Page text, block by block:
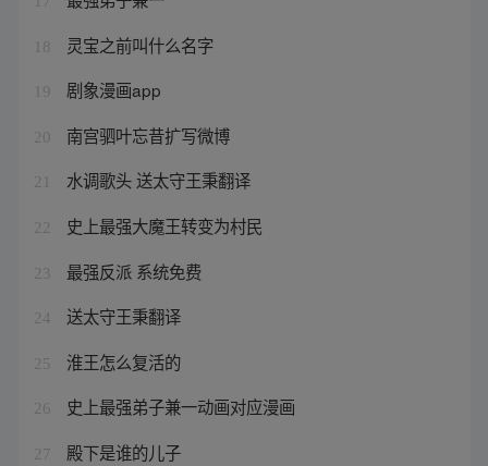
18 灵宝之前叫什么名字
19 剧象漫画app
20 南宫驷叶忘昔扩写微博
21 水调歌头 送太守王秉翻译
22 史上最强大魔王转变为村民
23 最强反派 系统免费
24 送太守王秉翻译
25 淮王怎么复活的
26 史上最强弟子兼一动画对应漫画
27 殿下是谁的儿子